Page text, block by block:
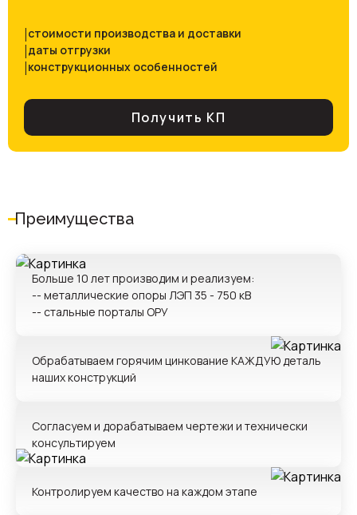
|стоимости производства и доставки
|даты отгрузки
|конструкционных особенностей
Получить КП
Преимущества
Больше 10 лет производим и реализуем:
-- металлические опоры ЛЭП 35 - 750 кВ
-- стальные порталы ОРУ
Обрабатываем горячим цинкование КАЖДУЮ деталь
наших конструкций
Согласуем и дорабатываем чертежи и технически
консультируем
Контролируем качество на каждом этапе
Имя*